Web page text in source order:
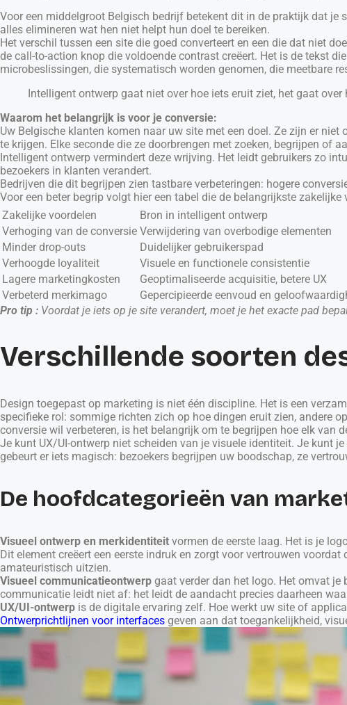
Voor een middelgroot Belgisch bedrijf betekent dit in de praktijk dat je
alles elimineren wat hen niet helpt hun doel te bereiken.
Het verschil tussen een site die goed converteert en een die dat niet
de call-to-action knop die voldoende contrast creëert. Het is de tekst
microbeslissingen, die systematisch worden genomen, die meetbare
Intelligent ontwerp gaat niet over hoe iets eruit ziet, het gaat
Waarom het belangrijk is voor je conversie:
Uw Belgische klanten komen naar uw site met een doel. Ze zijn er
te krijgen. Elke seconde die ze doorbrengen met zoeken, begrijpen of
Intelligent ontwerp vermindert deze wrijving. Het leidt gebruikers zo
bezoekers in klanten verandert.
Bedrijven die dit begrijpen zien tastbare verbeteringen: hogere
Voor een beter begrip volgt hier een tabel die de belangrijkste
Zakelijke voordelen
Bron in intelligent ontwerp
Verhoging van de conversie Verwijdering van overbodige elementen
Minder drop-outs
Duidelijker gebruikerspad
Verhoogde loyaliteit
Visuele en functionele consistentie
Lagere marketingkosten
Geoptimaliseerde acquisitie, betere UX
Verbeterd merkimago
Gepercipieerde eenvoud en
Pro tip : Voordat je iets op je site verandert, moet je het exacte pad
Verschillende soorten
Design toegepast op marketing is niet één discipline. Het is een
specifieke rol: sommige richten zich op hoe dingen eruit zien, andere
conversie wil verbeteren, is het belangrijk om te begrijpen hoe elk van
Je kunt UX/UI-ontwerp niet scheiden van je visuele identiteit. Je kunt
gebeurt er iets magisch: bezoekers begrijpen uw boodschap, ze
De hoofdcategorieën van
Visueel ontwerp en merkidentiteit vormen de eerste laag. Het is je
Dit element creëert een eerste indruk en zorgt voor vertrouwen
amateuristisch uitzien.
Visueel communicatieontwerp gaat verder dan het logo. Het omvat je
communicatie leidt niet af: het leidt de aandacht precies daarheen
UX/UI-ontwerp is de digitale ervaring zelf. Hoe werkt uw site of
Ontwerprichtlijnen voor interfaces geven aan dat toegankelijkheid,